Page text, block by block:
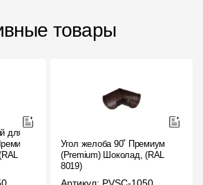
товары
для
Угол желоба 90˚ Премиум
(Premium) Шоколад, (RAL
8019)